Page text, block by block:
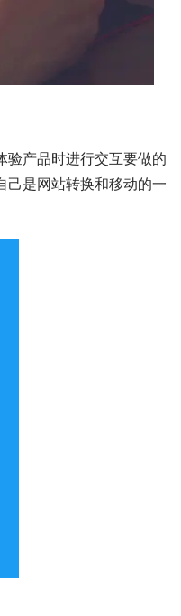
验产品时进行交互要做的
己是网站转换和移动的一